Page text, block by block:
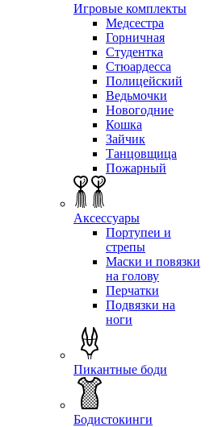
Игровые комплекты
Медсестра
Горничная
Студентка
Стюардесса
Полицейский
Ведьмочки
Новогодние
Кошка
Зайчик
Танцовщица
Пожарный
Аксессуары
Портупеи и
стрепы
Маски и повязки
на голову
Перчатки
Подвязки на
ноги
Пикантные боди
Бодистокинги